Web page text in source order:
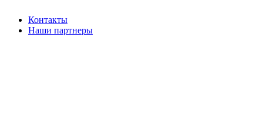
Контакты
Наши партнеры